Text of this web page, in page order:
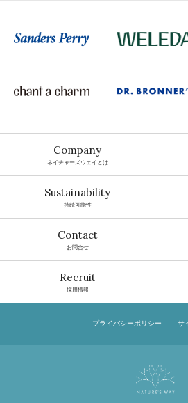
Company
ネイチャーズウェイとは
Sustainability
持続可能性
Contact
お問合せ
Recruit
採用情報
プライバシーポリシー サ